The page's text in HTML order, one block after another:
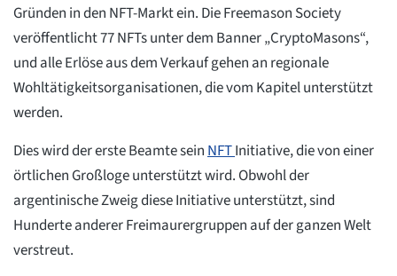
Gründen in den NFT-Markt ein. Die Freemason Society
veröffentlicht 77 NFTs unter dem Banner „CryptoMasons“,
und alle Erlöse aus dem Verkauf gehen an regionale
Wohltätigkeitsorganisationen, die vom Kapitel unterstützt
werden.
Dies wird der erste Beamte sein NFTInitiative, die von einer
örtlichen Großloge unterstützt wird. Obwohl der
argentinische Zweig diese Initiative unterstützt, sind
Hunderte anderer Freimaurergruppen auf der ganzen Welt
verstreut.